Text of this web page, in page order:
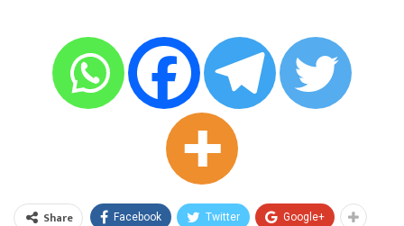
Share Facebook Twitter Google+